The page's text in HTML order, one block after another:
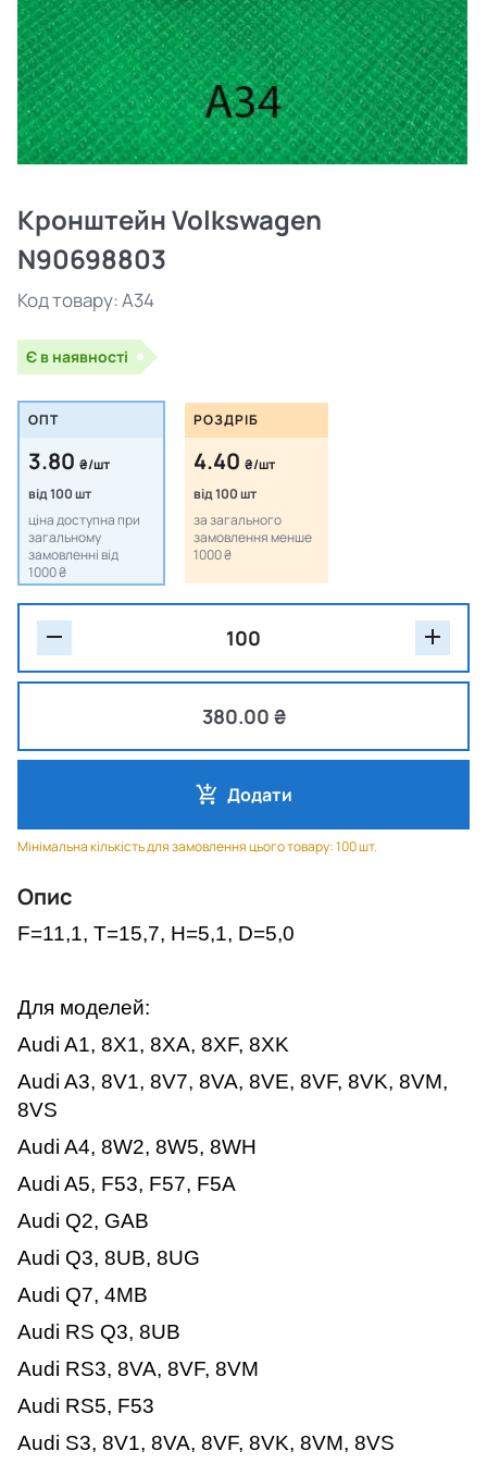
Кронштейн Volkswagen
N90698803
Код товару:A34
Є в наявності
ОПТ
3.80 ₴/шт
від 100 шт
ціна доступна при
загальному
замовленні від
1000 ₴
РОЗДРІБ
4.40 ₴/шт
від 100 шт
за загального
замовлення менше
1000 ₴
380.00 ₴
Додати
Мінімальна кількість для замовлення цього товару: 100 шт.
Опис
F=11,1, T=15,7, H=5,1, D=5,0
Для моделей:
Audi A1, 8X1, 8XA, 8XF, 8XK
Audi A3, 8V1, 8V7, 8VA, 8VE, 8VF, 8VK, 8VM,
8VS
Audi A4, 8W2, 8W5, 8WH
Audi A5, F53, F57, F5A
Audi Q2, GAB
Audi Q3, 8UB, 8UG
Audi Q7, 4MB
Audi RS Q3, 8UB
Audi RS3, 8VA, 8VF, 8VM
Audi RS5, F53
Audi S3, 8V1, 8VA, 8VF, 8VK, 8VM, 8VS